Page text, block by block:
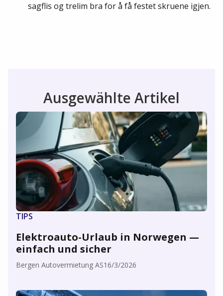
sagflis og trelim bra for å få festet skruene igjen.
Ausgewählte Artikel
TIPS
Elektroauto-Urlaub in Norwegen —
einfach und sicher
Bergen Autovermietung AS16/3/2026